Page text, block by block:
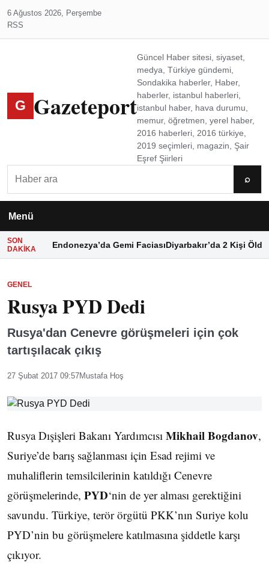
6 Ağustos 2026, Perşembe
RSS
G Gazeteport
Güncel Haber sitesi, siyaset,
medya, Türkiye gündemi,
Sondakika haberler, Haber,
haberler, istanbul haberleri,
istanbul haber, hava durumu,
memur, öğretmen, yerel haber,
2016 haberleri, 2016 türkiye,
2019 seçimleri, magazin, Şair
Eşref Şiirleri
⌕
Menü
SON
DAKIKA
Endonezya’da Gemi FaciasıDiyarbakır’da 2 Kişi Öldü
GENEL
Rusya PYD Dedi
Rusya'dan Cenevre görüşmeleri için çok
tartışılacak çıkış
27 Şubat 2017 09:57Mustafa Hoş
Rusya Dışişleri Bakanı Yardımcısı Mikhail Bogdanov,
Suriye’de barış sağlanması için Esad rejimi ve
muhaliflerin temsilcilerinin katıldığı Cenevre
görüşmelerinde, PYD‘nin de yer alması gerektiğini
savundu. Türkiye, terör örgütü PKK’nın Suriye kolu
PYD’nin bu görüşmelere katılmasına şiddetle karşı
çıkıyor.